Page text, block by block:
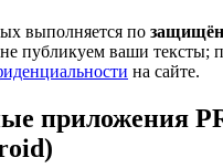
выполняется по
публикуем ваши тексты;
на сайте.
приложения